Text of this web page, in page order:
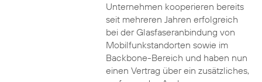
Unternehmen kooperieren bereits
seit mehreren Jahren erfolgreich
bei der Glasfaseranbindung von
Mobilfunkstandorten sowie im
Backbone-Bereich und haben nun
einen Vertrag über ein zusätzliches,